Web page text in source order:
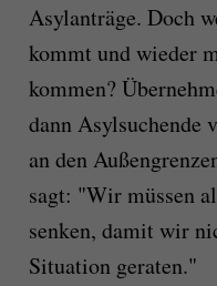
Asylanträge. Doch
kommt und wieder
kommen?
dann Asylsuchende
an den
sagt: "Wir müssen
senken, damit wir
Situation geraten."